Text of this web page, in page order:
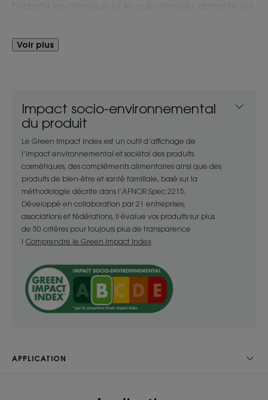
déshydratés, ternes. Son action hydratante délivre
aux cheveux une protection immédiate afin de les
brillance naturelle et sont doux au toucher.
LE MOT DE L’EXPERT
Ce sérum protège de manière
optimale les cheveux des
appareils chauff ants
(plaques, sèche-cheveux, fer à
boucler...) jusqu'à 200°C
Voir plus
Impact socio-environnemental
du produit
Le Green Impact Index est un outil d’affichage de
l’impact environnemental et sociétal des produits
cosmétiques, des compléments alimentaires ainsi que des
produits de bien-être et santé familiale, basé sur la
méthodologie décrite dans l’AFNOR Spec 2215.
Développé en collaboration par 21 entreprises,
associations et fédérations, il évalue vos produits sur plus
de 50 critères pour toujours plus de transparence
! Comprendre le Green Impact Index
APPLICATION